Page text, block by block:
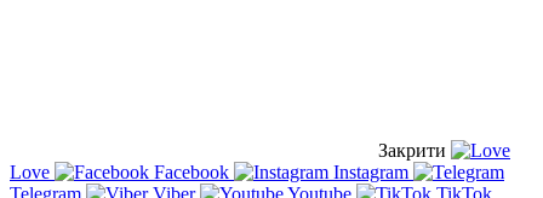
Закрити
Love
Facebook
Instagram
Telegram
Viber Youtube
TikTok